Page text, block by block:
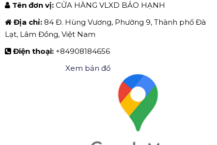
Tên đơn vị: CỬA HÀNG VLXD BẢO HẠNH
Địa chỉ: 84 Đ. Hùng Vương, Phường 9, Thành phố Đà
Lạt, Lâm Đồng, Việt Nam
Điện thoại: +84908184656
Xem bản đồ